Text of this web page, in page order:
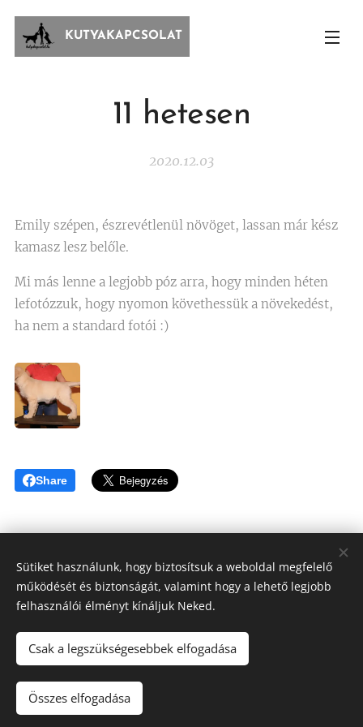
KUTYAKAPCSOLAT
11 hetesen
2020.12.03
Emily szépen, észrevétlenül növöget, lassan már kész
kamasz lesz belőle.
Mi más lenne a legjobb póz arra, hogy minden héten
lefotózzuk, hogy nyomon követhessük a növekedést,
ha nem a standard fotói :)
Share
Tóthné Hesz Andrea
KUTYAKAPCSOLAT ©2020
Az oldalt a
Sütiket használunk, hogy biztosítsuk a weboldal megfelelő
működését és biztonságát, valamint hogy a lehető legjobb
felhasználói élményt kínáljuk Neked.
Csak a legszükségesebbek elfogadása
Összes elfogadása